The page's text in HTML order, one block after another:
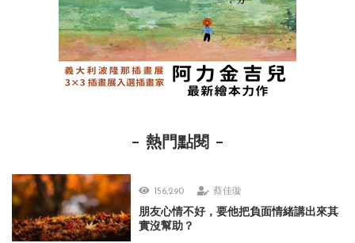
熱門點閱
156,290 蔡佳璇
朋友心情不好，要他把負面情緒講出來其
實沒幫助？